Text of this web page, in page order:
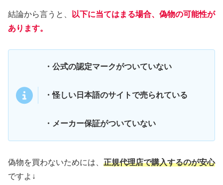
結論から言うと、
以下に当てはまる場合、偽物の可能性が
あります。
・公式の認定マークがついていない
・怪しい日本語のサイトで売られている
・メーカー保証がついていない
偽物を買わないためには、 正規代理店で購入するのが安心
ですよ↓